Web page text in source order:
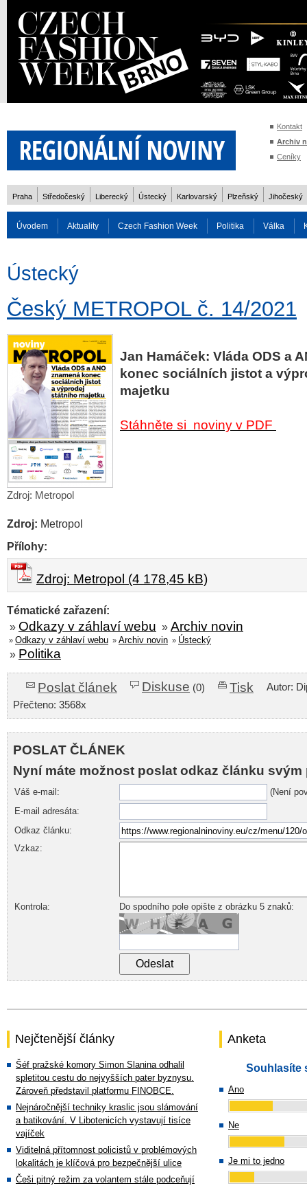
Kontakt
Archiv
Ceníky
Praha Středočeský Liberecký Ústecký Karlovarský Plzeňský Jihočeský
Úvodem Aktuality Czech Fashion Week Politika Válka
Rozhovory
Ústecký
Český METROPOL č. 14/2021
Zdroj: Metropol
Jan Hamáček: Vláda ODS a
konec sociálních jistot a
majetku
Stáhněte si noviny v PDF
Zdroj: Metropol
Přílohy:
Zdroj: Metropol (4 178,45 kB)
Tématické zařazení:
» Odkazy v záhlaví webu » Archiv novin
» Odkazy v záhlaví webu » Archiv novin » Ústecký
» Politika
Poslat článek Diskuse (0) Tisk
Autor:
Přečteno: 3568x
POSLAT ČLÁNEK
Nyní máte možnost poslat odkaz článku svým
Váš e-mail:
(Není
E-mail adresáta:
Odkaz článku:
Vzkaz:
Kontrola: Do spodního pole opište z obrázku 5 znaků:
Nejčtenější články
Šéf pražské komory Simon Slanina odhalil
spletitou cestu do nejvyšších pater byznysu.
Zároveň představil platformu FINOBCE.
Nejnáročnější techniky kraslic jsou slámování
a batikování. V Libotenicích vystavují tisíce
vajíček
Viditelná přítomnost policistů v problémových
lokalitách je klíčová pro bezpečnější ulice
Češi pitný režim za volantem stále podceňují
Anketa
Souhlasíte
Ano
Ne
Je mi to jedno